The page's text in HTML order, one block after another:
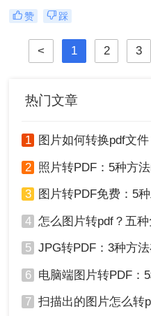
弄呢？
见。PDF格式因其跨平台兼容
内容不易篡改、排版稳定等
为文件共享与存档的首选。
转pdf格式怎么弄呢？本文将
常见的图片转PDF方法，帮
赞 踩
< 1 2 3
热门文章
1 图片如何转换pdf文件？四种
2 照片转PDF：5种方法的
3 图片转PDF免费：5种工具的
4 怎么图片转pdf？五种免费方法
5 JPG转PDF：3种方法在证件照
6 电脑端图片转PDF：5种方
7 扫描出的图片怎么转